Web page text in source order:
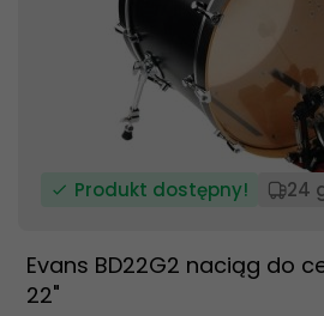
Produkt dostępny! 24
Evans BD22G2 naciąg do
22"